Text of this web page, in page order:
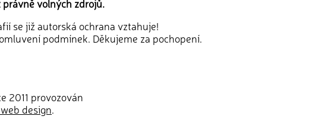
volných zdrojů.
se již autorská ochrana vztahuje!
podmínek. Děkujeme za pochopení.
2011 provozován
web design.